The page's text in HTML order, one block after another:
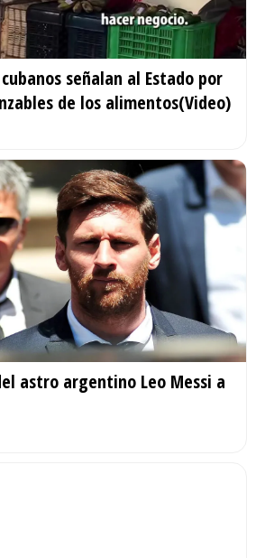
señalan al Estado por
de los alimentos(Video)
astro argentino Leo Messi a